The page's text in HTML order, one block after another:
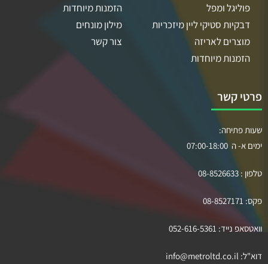
פוליגל ומפל
דבקיות סטיקי ליין מיזכריות
מוצרים לאריזה
הזמנות מיוחדות
הזמנות מיוחדות
מילון מונחים
צור קשר
פרטי קשר
שעות פתיחה:
ימים א- ה 07:00-18:00
טלפון : 08-8526633
פקס: 08-8527171
וואטסאפ נייד: 052-616-5361
דוא"ל: info@metroltd.co.il